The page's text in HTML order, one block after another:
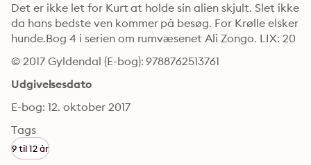
Det er ikke let for Kurt at holde sin alien skjult. Slet ikke
da hans bedste ven kommer på besøg. For Krølle elsker
hunde.Bog 4 i serien om rumvæsenet Ali Zongo. LIX: 20
© 2017 Gyldendal (E-bog): 9788762513761
Udgivelsesdato
E-bog: 12. oktober 2017
Tags
9 til 12 år